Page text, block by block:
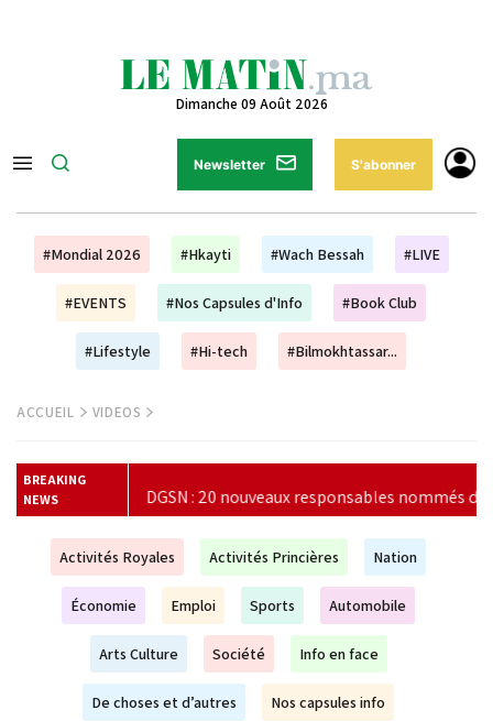
Dimanche 09 Août 2026
Newsletter S'abonner
#Mondial 2026 #Hkayti #Wach Bessah #LIVE
#EVENTS #Nos Capsules d'Info #Book Club
#Lifestyle #Hi-tech #Bilmokhtassar...
ACCUEIL VIDEOS
BREAKING
NEWS
responsables nommés dans les services de police de 13 villes
Activités Royales Activités Princières Nation
Économie Emploi Sports Automobile
Arts Culture Société Info en face
De choses et d’autres Nos capsules info